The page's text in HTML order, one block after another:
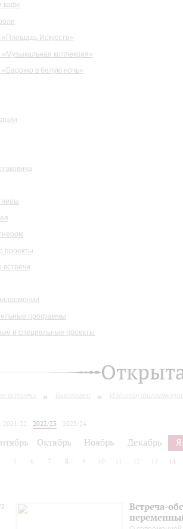
кафе
«Площадь Искусств»
«Музыкальная коллекция»
в белую ночь»
проекты
встречи
программы
и специальные проекты
встречи Выставки Издания
2021/22 2022/23
2023/24
Октябрь Ноябрь Декабрь
5 6 7 8 9 10 12 13 14
Встреча-